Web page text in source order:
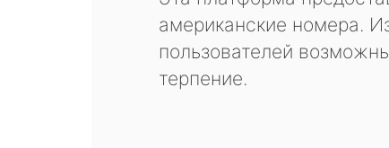
американские номера.
пользователей
терпение.